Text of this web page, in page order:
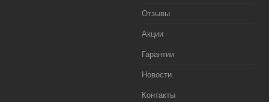
Отзывы
Акции
Гарантии
Новости
Контакты